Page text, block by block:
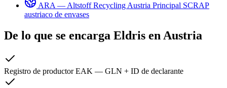
ARA — Altstoff Recycling Austria Principal SCRAP
austriaco de envases
De lo que se encarga Eldris enAustria
Registro de productor EAK — GLN + ID de declarante